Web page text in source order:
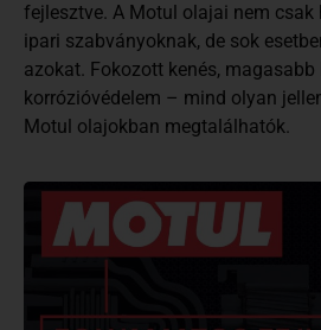
fejlesztve. A Motul olajai nem csak
ipari szabványoknak, de sok
azokat. Fokozott kenés,
korrózióvédelem – mind olyan
Motul olajokban megtalálhatók.